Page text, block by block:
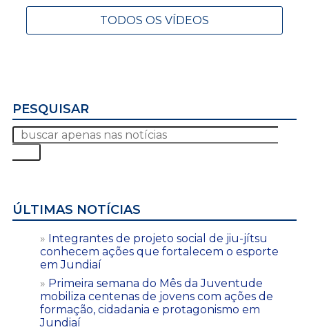
TODOS OS VÍDEOS
PESQUISAR
ÚLTIMAS NOTÍCIAS
Integrantes de projeto social de jiu-jítsu
conhecem ações que fortalecem o esporte
em Jundiaí
Primeira semana do Mês da Juventude
mobiliza centenas de jovens com ações de
formação, cidadania e protagonismo em
Jundiaí